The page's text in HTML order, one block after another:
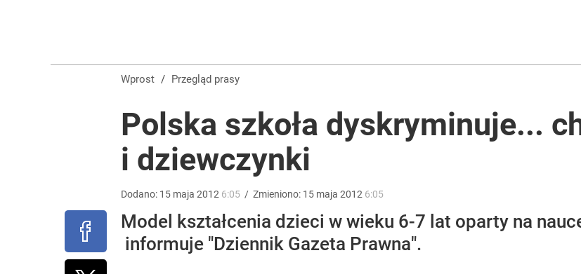
Opus Dei reaguje ws. sensacyjnego tropu dotyczącego Romanowskiego. Twarda deklaracja
Wprost / Przegląd prasy
Polska szkoła dyskryminuje...
i dziewczynki
Dodano: 15 maja 2012 6:05 / Zmieniono: 15 maja 2012 6:05
Model kształcenia dzieci w wieku 6-7 lat oparty na
informuje "Dziennik Gazeta Prawna".